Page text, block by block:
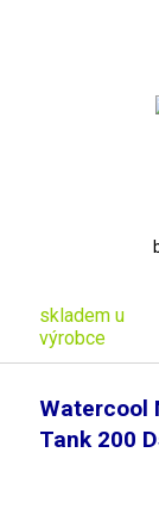
skladem u
výrobce
Watercool
Tank 200